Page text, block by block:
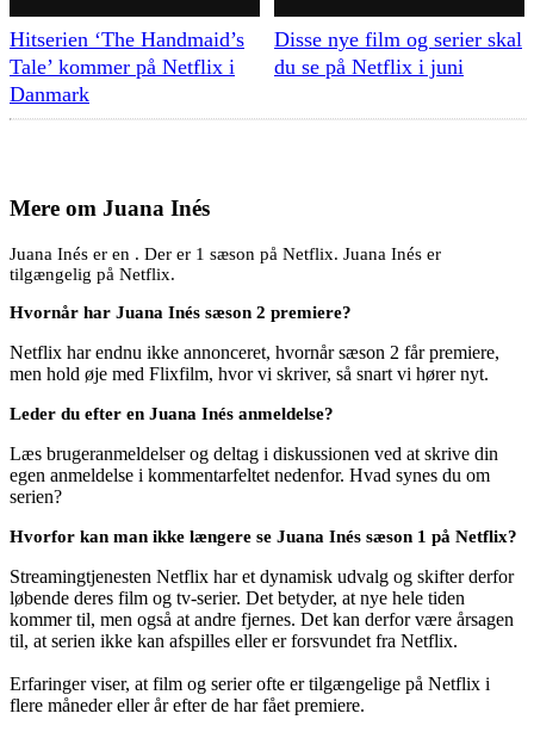
Hitserien ‘The Handmaid’s
Tale’ kommer på Netflix i
Danmark
Disse nye film og serier skal
du se på Netflix i juni
Mere om Juana Inés
Juana Inés er en . Der er 1 sæson på Netflix. Juana Inés er
tilgængelig på Netflix.
Hvornår har Juana Inés sæson 2 premiere?
Netflix har endnu ikke annonceret, hvornår sæson 2 får premiere,
men hold øje med Flixfilm, hvor vi skriver, så snart vi hører nyt.
Leder du efter en Juana Inés anmeldelse?
Læs brugeranmeldelser og deltag i diskussionen ved at skrive din
egen anmeldelse i kommentarfeltet nedenfor. Hvad synes du om
serien?
Hvorfor kan man ikke længere se Juana Inés sæson 1 på Netflix?
Streamingtjenesten Netflix har et dynamisk udvalg og skifter derfor
løbende deres film og tv-serier. Det betyder, at nye hele tiden
kommer til, men også at andre fjernes. Det kan derfor være årsagen
til, at serien ikke kan afspilles eller er forsvundet fra Netflix.
Erfaringer viser, at film og serier ofte er tilgængelige på Netflix i
flere måneder eller år efter de har fået premiere.